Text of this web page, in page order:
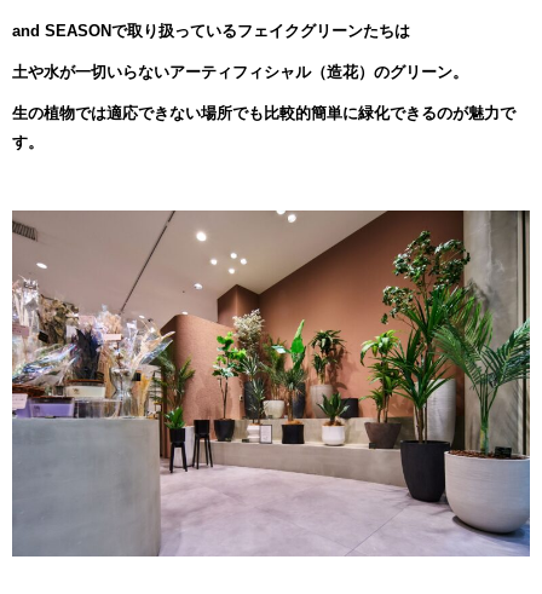
and SEASONで取り扱っているフェイクグリーンたちは
土や水が一切いらないアーティフィシャル（造花）のグリーン。
生の植物では適応できない場所でも比較的簡単に緑化できるのが魅力で
す。